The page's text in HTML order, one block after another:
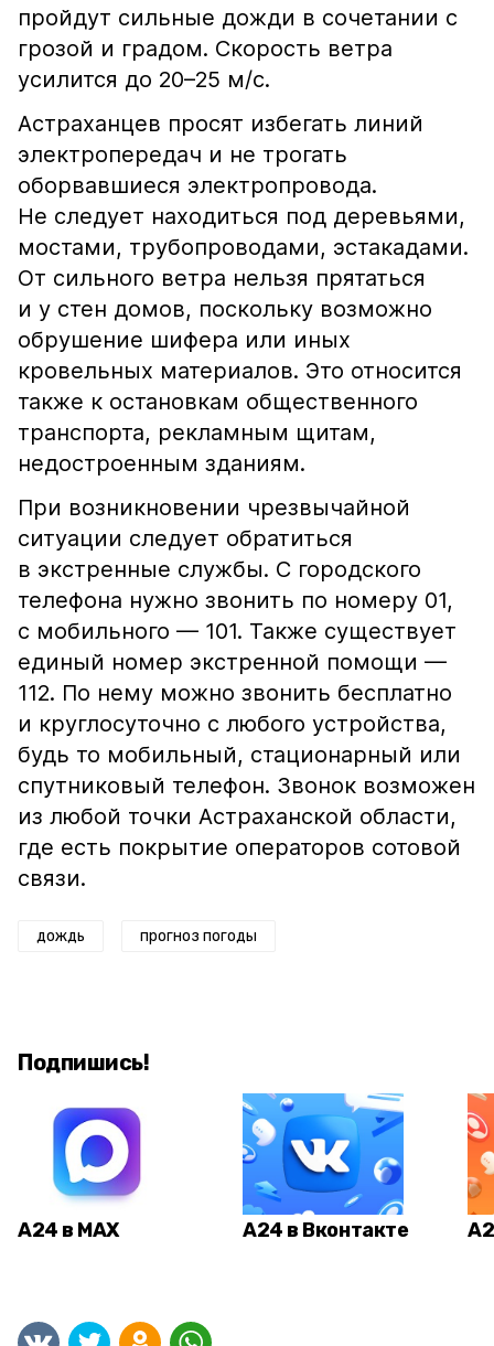
пройдут сильные дожди в сочетании с
грозой и градом. Скорость ветра
усилится до 20–25 м/с.
Астраханцев просят избегать линий
электропередач и не трогать
оборвавшиеся электропровода.
Не следует находиться под деревьями,
мостами, трубопроводами, эстакадами.
От сильного ветра нельзя прятаться
и у стен домов, поскольку возможно
обрушение шифера или иных
кровельных материалов. Это относится
также к остановкам общественного
транспорта, рекламным щитам,
недостроенным зданиям.
При возникновении чрезвычайной
ситуации следует обратиться
в экстренные службы. С городского
телефона нужно звонить по номеру 01,
с мобильного — 101. Также существует
единый номер экстренной помощи —
112. По нему можно звонить бесплатно
и круглосуточно с любого устройства,
будь то мобильный, стационарный или
спутниковый телефон. Звонок возможен
из любой точки Астраханской области,
где есть покрытие операторов сотовой
связи.
дождь прогноз погоды
Подпишись!
А24 в MAX А24 в Вконтакте